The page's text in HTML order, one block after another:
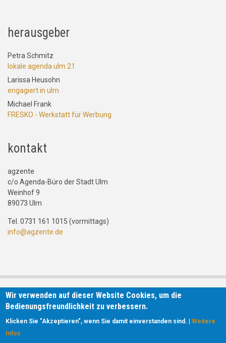
herausgeber
Petra Schmitz
lokale agenda ulm 21
Larissa Heusohn
engagiert in ulm
Michael Frank
FRESKO - Werkstatt für Werbung
kontakt
agzente
c/o Agenda-Büro der Stadt Ulm
Weinhof 9
89073 Ulm
Tel. 0731 161 1015 (vormittags)
info@agzente.de
Wir verwenden auf dieser Website Cookies, um die
Bedienungsfreundlichkeit zu verbessern.
Klicken Sie "Akzeptieren", wenn Sie damit einverstanden sind. |Weitere
Infos